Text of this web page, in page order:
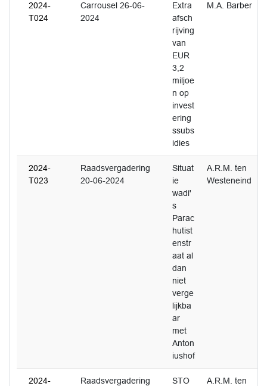
2024-
T024
Carrousel 26-06-
2024
Extra
afsch
rijving
van
EUR
3,2
miljoe
n op
invest
ering
ssubs
idies
M.A. Barber
2024-
T023
Raadsvergadering
20-06-2024
Situat
ie
wadi'
s
Parac
hutist
enstr
aat al
dan
niet
verge
lijkba
ar
met
Anton
iushof
A.R.M. ten
Westeneind
2024-
Raadsvergadering
STO
A.R.M. ten